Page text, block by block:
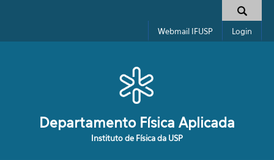
Formulário de busca
Webmail IFUSP Login
Departamento Física Aplicada
Instituto de Física da USP